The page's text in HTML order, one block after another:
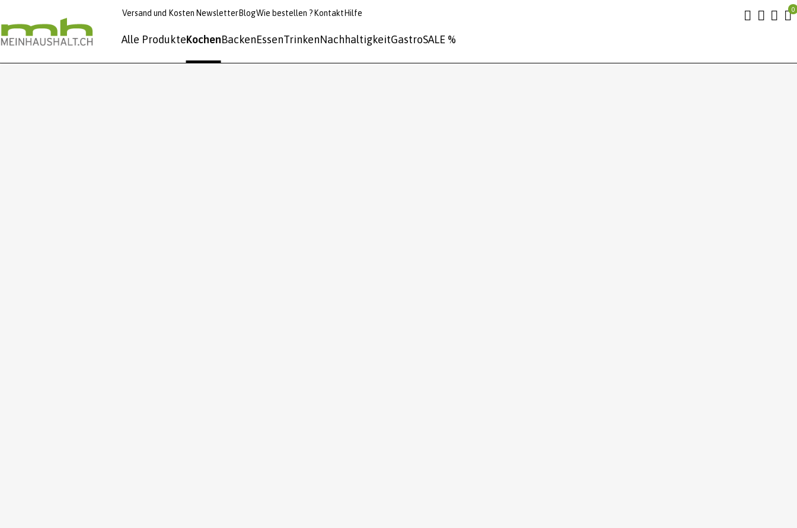
Versand und Kosten NewsletterBlogWie bestellen ? Kontakt Hilfe
Alle ProdukteKochenBackenEssenTrinkenNachhaltigkeitGastroSALE %